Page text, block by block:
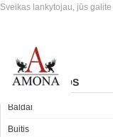
Sveikas lankytojau, jūs galite
KATEGORIJOS
Baldai
Buitis